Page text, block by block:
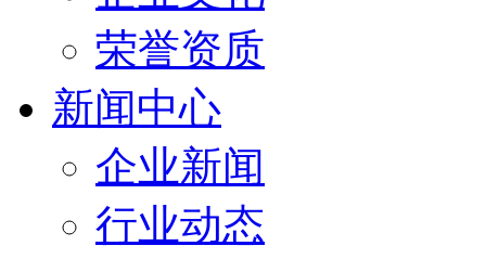
荣誉资质
新闻中心
企业新闻
行业动态